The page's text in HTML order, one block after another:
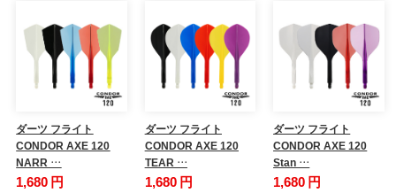
ダーツ フライト
CONDOR AXE 120
NARR …
1,680 円
ダーツ フライト
CONDOR AXE 120
TEAR …
1,680 円
ダーツ フライト
CONDOR AXE 120
Stan …
1,680 円